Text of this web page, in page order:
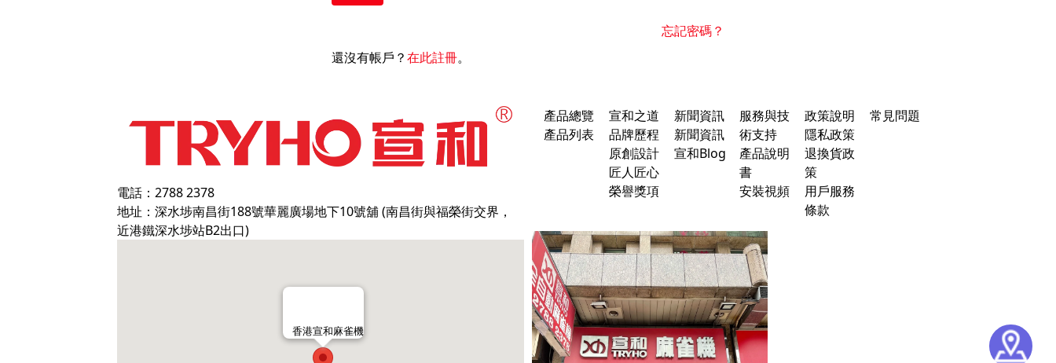
忘記密碼？
還沒有帳戶？在此註冊。
電話：2788 2378
地址：深水埗南昌街188號華麗廣場地下10號舖 (南昌街與福榮街交界，
近港鐵深水埗站B2出口)
香港宣和麻雀機
產品總覽
產品列表
宣和之道
品牌歷程
原創設計
匠人匠心
榮譽獎項
新聞資訊
新聞資訊
宣和Blog
服務與技
術支持
產品說明
書
安裝視頻
政策說明
隱私政策
退換貨政
策
用戶服務
條款
常見問題